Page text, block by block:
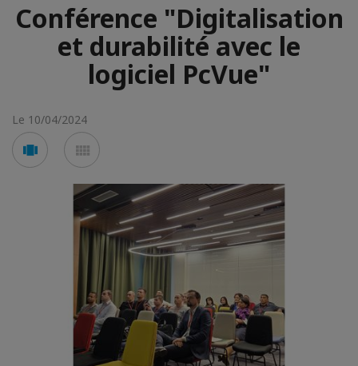
Conférence "Digitalisation
et durabilité avec le
logiciel PcVue"
Le 10/04/2024
Voir
en
carousel
en
mosaïque